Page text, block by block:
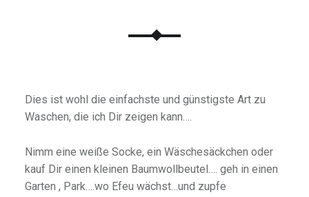
Dies ist wohl die einfachste und günstigste Art zu
Waschen, die ich Dir zeigen kann….
Nimm eine weiße Socke, ein Wäschesäckchen oder
kauf Dir einen kleinen Baumwollbeutel…. geh in einen
Garten , Park….wo Efeu wächst…und zupfe